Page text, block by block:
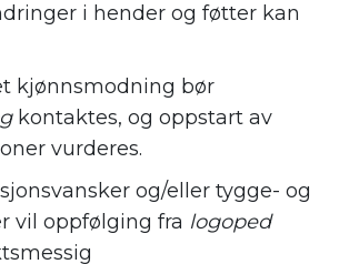
i hender og føtter kan
kjønnsmodning bør
kontaktes, og oppstart av
vurderes.
og/eller tygge- og
vil oppfølging fra logoped